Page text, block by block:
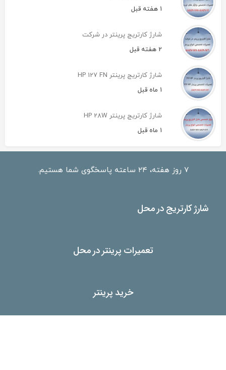
1 هفته قبل
شارژ کارتریج پرینتر در شرکت
2 هفته قبل
شارژ کارتریج پرینتر HP 127 FN
1 ماه قبل
شارژ کارتریج پرینتر HP 28W
1 ماه قبل
۷ روز هفته، ۲۴ ساعته پاسخگوی شما هستیم.
شارژ کارتریج در محل
تعمیرات پرینتر در محل
خرید پرینتر